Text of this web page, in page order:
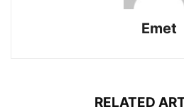
Emet
RELATED